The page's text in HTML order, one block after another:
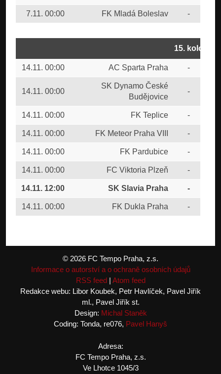
7.11. 00:00 FK Mladá Boleslav -
15. kolo
14.11. 00:00 AC Sparta Praha -
14.11. 00:00
SK Dynamo České
Budějovice
-
14.11. 00:00 FK Teplice -
14.11. 00:00 FK Meteor Praha VIII -
14.11. 00:00 FK Pardubice -
14.11. 00:00 FC Viktoria Plzeň -
14.11. 12:00 SK Slavia Praha -
14.11. 00:00 FK Dukla Praha -
© 2026 FC Tempo Praha, z.s.
Informace o autorství a o ochraně osobních údajů
RSS feed| Atom feed
Redakce webu: Libor Koubek, Petr Havlíček, Pavel Jiřík
ml., Pavel Jiřík st.
Design: Michal Staněk
Coding: Tonda, re076, Pavel Hanyš
Adresa:
FC Tempo Praha, z.s.
Ve Lhotce 1045/3